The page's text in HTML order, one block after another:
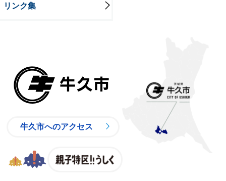
リンク集
牛久市へのアクセス